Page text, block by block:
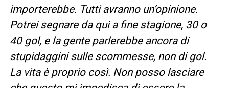
importerebbe. Tutti avranno un’opinione.
Potrei segnare da qui a fine stagione, 30 o
40 gol, e la gente parlerebbe ancora di
stupidaggini sulle scommesse, non di gol.
La vita è proprio così. Non posso lasciare